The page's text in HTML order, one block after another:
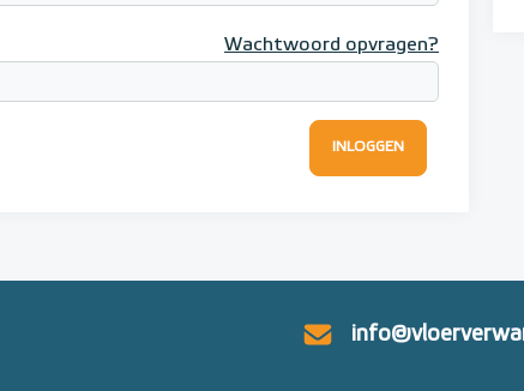
Wachtwoord opvragen?
INLOGGEN